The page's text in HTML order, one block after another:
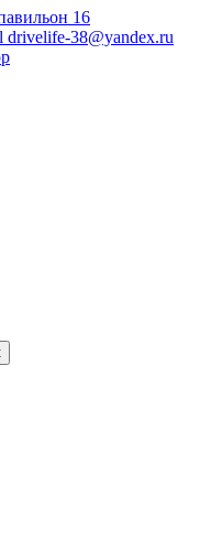
16
drivelife-38@yandex.ru